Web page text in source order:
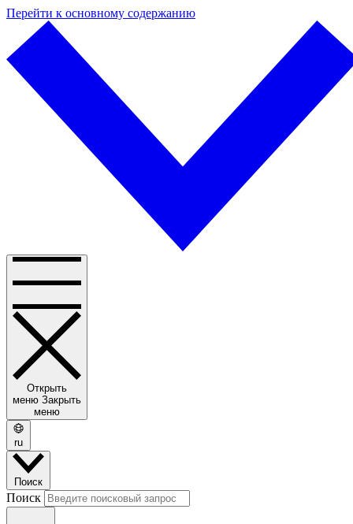
Перейти к основному содержанию
Открыть
меню Закрыть
меню
ru
Поиск
Поиск